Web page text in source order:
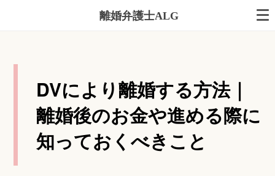
離婚弁護士ALG
DVにより離婚する方法｜
離婚後のお金や進める際に
知っておくべきこと